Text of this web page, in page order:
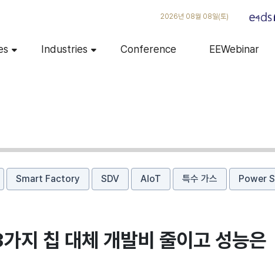
2026년 08월 08일(토)
Industries Conference EEWebinar
Smart Factory SDV AIoT 특수 가스 Power
지 칩 대체 개발비 줄이고 성능은